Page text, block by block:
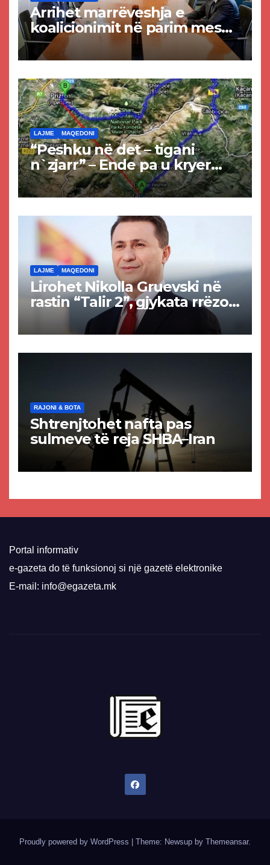
Arrihet marrëveshja e
koalicionimit në parim mes
Kurtit dhe Abdixhikut
LAJME MAQEDONI
“Peshku në det – tigani
n`zjarr” – Ende pa u kryer
projekti i tunelit, komuna e
Tetovës nis punimet për
LAJME MAQEDONI
Lirohet Nikolla Gruevski në
rastin “Talir 2”, gjykata rrëzon
akuzat për ndërtimin e
paligjshëm të selisë së
RAJONI & BOTA
Shtrenjtohet nafta pas
sulmeve të reja SHBA–Iran
Portal informativ
e-gazeta do të funksionoj si një gazetë elektronike
E-mail: info@egazeta.mk
Proudly powered by WordPress Theme: Newsup by Themeansar.